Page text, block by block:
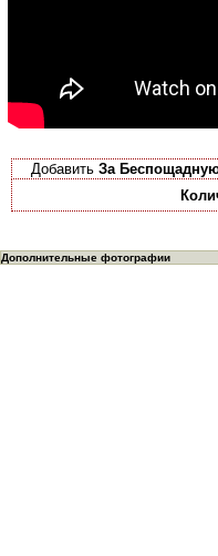
Добавить За
Дополнительные фотографии